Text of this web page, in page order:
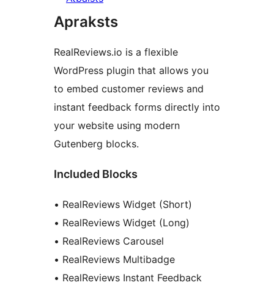
Apraksts
RealReviews.io is a flexible
WordPress plugin that allows you
to embed customer reviews and
instant feedback forms directly into
your website using modern
Gutenberg blocks.
Included Blocks
• RealReviews Widget (Short)
• RealReviews Widget (Long)
• RealReviews Carousel
• RealReviews Multibadge
• RealReviews Instant Feedback